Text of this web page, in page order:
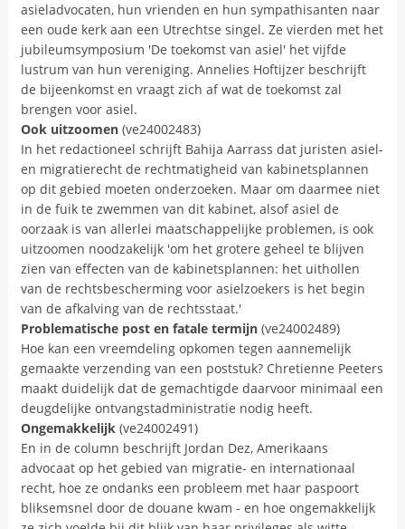
asieladvocaten, hun vrienden en hun sympathisanten naar
een oude kerk aan een Utrechtse singel. Ze vierden met het
jubileumsymposium 'De toekomst van asiel' het vijfde
lustrum van hun vereniging. Annelies Hoftijzer beschrijft
de bijeenkomst en vraagt zich af wat de toekomst zal
brengen voor asiel.
Ook uitzoomen(ve24002483)
In het redactioneel schrijft Bahija Aarrass dat juristen asiel-
en migratierecht de rechtmatigheid van kabinetsplannen
op dit gebied moeten onderzoeken. Maar om daarmee niet
in de fuik te zwemmen van dit kabinet, alsof asiel de
oorzaak is van allerlei maatschappelijke problemen, is ook
uitzoomen noodzakelijk 'om het grotere geheel te blijven
zien van effecten van de kabinetsplannen: het uithollen
van de rechtsbescherming voor asielzoekers is het begin
van de afkalving van de rechtsstaat.'
Problematische post en fatale termijn(ve24002489)
Hoe kan een vreemdeling opkomen tegen aannemelijk
gemaakte verzending van een poststuk? Chretienne Peeters
maakt duidelijk dat de gemachtigde daarvoor minimaal een
deugdelijke ontvangstadministratie nodig heeft.
Ongemakkelijk(ve24002491)
En in de column beschrijft Jordan Dez, Amerikaans
advocaat op het gebied van migratie- en internationaal
recht, hoe ze ondanks een probleem met haar paspoort
bliksemsnel door de douane kwam - en hoe ongemakkelijk